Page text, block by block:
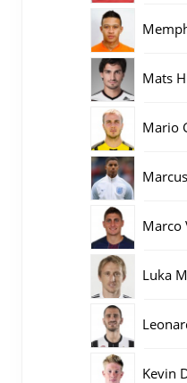
Mats
Mario
Marco
Luka
Kevin